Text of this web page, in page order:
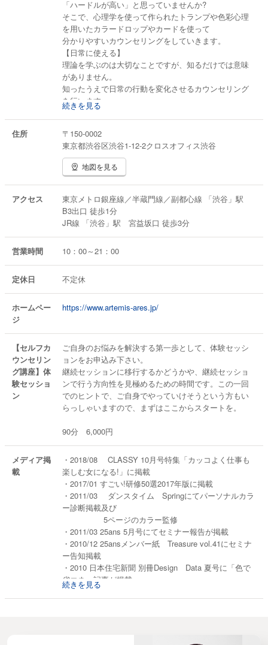
「ハードルが高い」と思っていませんか?
そこで、心理学を使って作られたトランプや色彩心理
を用いたカラードロップやカードを使って
分かりやすいカウンセリングをしていきます。
【日常に使える】
理論を学ぶのは大切なことですが、知るだけでは意味
がありません。
知ったうえで日常の行動を変化させるカウンセリング
を行います。
【成果がでる】
たいとか人間関係の悩みでした。
学ぶだけではなく成果がでることが必要でした。
考え方や行動の変化を成果につなげるコーチング要素
を取り入れています。
続きを見る
住所
〒150-0002
東京都渋谷区渋谷1-12-2クロスオフィス渋谷
地図を見る
アクセス
東京メトロ銀座線／半蔵門線／副都心線 「渋谷」駅
B3出口 徒歩1分
JR線 「渋谷」駅 宮益坂口 徒歩3分
営業時間 10：00～21：00
定休日 不定休
ホームペー
ジ
https://www.artemis-ares.jp/
【セルフカ
ウンセリン
グ講座】体
験セッショ
ン
ご自身のお悩みを解決する第一歩として、体験セッシ
ョンをお申込み下さい。
継続セッションに移行するかどうかや、継続セッショ
ンで行う方向性を見極めるための時間です。この一回
でのヒントで、ご自身でやっていけそうという方もい
らっしゃいますので、まずはここからスタートを。
90分 6,000円
メディア掲
載
・2018/08 CLASSY 10月号特集「カッコよく仕事も
楽しむ女になる!」に掲載
・2017/01 すごい!研修50選2017年版に掲載
・2011/03 ダンスタイム Springにてパーソナルカラ
ー診断掲載及び
5ページのカラー監修
・2011/03 25ans 5月号にてセミナー報告が掲載
・2010/12 25ansメンバー紙 Treasure vol.41にセミナ
ー告知掲載
・2010 日本住宅新聞 別冊Design Data 夏号に「色で
省エネ」記事が掲載
・2010 日本住宅新聞 別冊Design Data 春号に「顧
続きを見る